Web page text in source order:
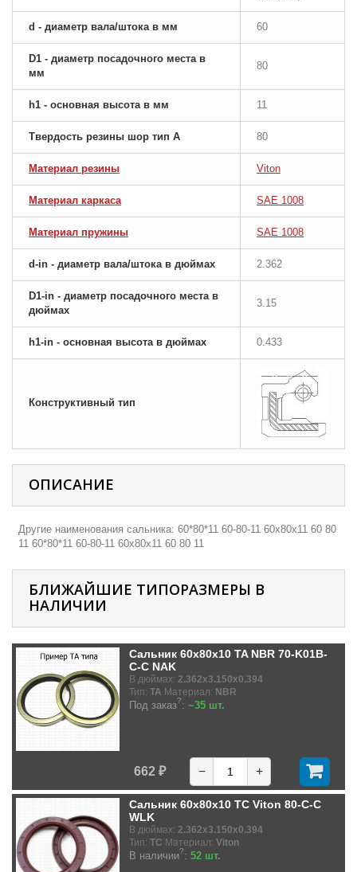
d - диаметр вала/штока в мм 60
D1 - диаметр посадочного места в
мм
80
h1 - основная высота в мм 11
Твердость резины шор тип A 80
Материал резины Viton
Материал каркаса SAE 1008
Материал пружины SAE 1008
d-in - диаметр вала/штока в дюймах 2.362
D1-in - диаметр посадочного места в
дюймах
3.15
h1-in - основная высота в дюймах 0.433
Конструктивный тип
ОПИСАНИЕ
Другие наименования сальника: 60*80*11 60-80-11 60х80х11 60 80
11 60*80*11 60-80-11 60х80х11 60 80 11
БЛИЖАЙШИЕ ТИПОРАЗМЕРЫ В
НАЛИЧИИ
Сальник 60x80x10 TA NBR 70-K01B-
C-C NAK
В дюймах: 2.362x3.150x0.394
Тип: TA Материал: NBR
Под заказ?: ~35 шт.
662 ₽ − +
Сальник 60x80x10 TC Viton 80-C-C
WLK
В дюймах: 2.362x3.150x0.394
Тип: TC Материал: Viton
В наличии?: 52 шт.